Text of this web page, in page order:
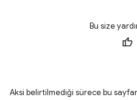
Bu size
Aksi belirtilmediği sürece bu